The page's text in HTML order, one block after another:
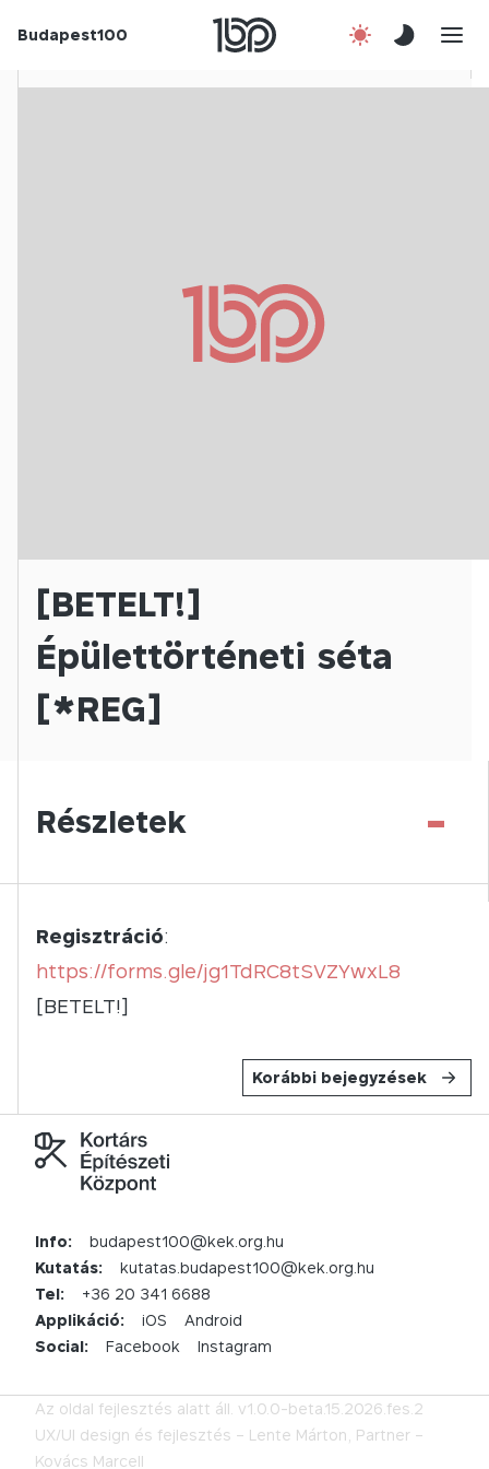
Budapest100
[BETELT!]
Épülettörténeti séta
[*REG]
Részletek -
Regisztráció:
https://forms.gle/jg1TdRC8tSVZYwxL8
[BETELT!]
Korábbi bejegyzések
Info:
budapest100@kek.org.hu
Kutatás:
kutatas.budapest100@kek.org.hu
Tel:
+36 20 341 6688
Applikáció:
iOS
Android
Social:
Facebook Instagram
Az oldal fejlesztés alatt áll. v1.0.0-beta.15.2026.fes.2
UX/UI design és fejlesztés – Lente Márton, Partner –
Kovács Marcell